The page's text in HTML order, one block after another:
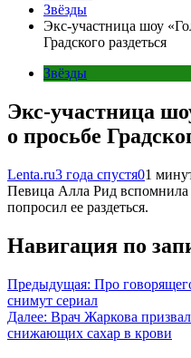
Звёзды
Экс-участница шоу
Градского раздеться
Звёзды
Экс-участница
о просьбе
Lenta.ru3 года спустя01
Певица Алла Рид
попросил ее раздеться.
Навигация по
Предыдущая: Про
снимут сериал
Далее: Врач Жаркова
снижающих сахар в крови